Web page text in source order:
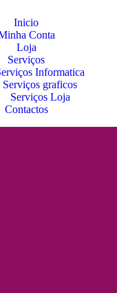
Inicio
Conta
Loja
Serviços
Informatica
Serviços graficos
Serviços Loja
Contactos